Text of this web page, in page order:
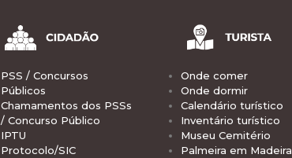
PSS / Concursos
Públicos
Chamamentos dos PSSs
/ Concurso Público
IPTU
Protocolo/SIC
Onde comer
Onde dormir
Calendário turístico
Inventário turístico
Museu Cemitério
Palmeira em Madeira